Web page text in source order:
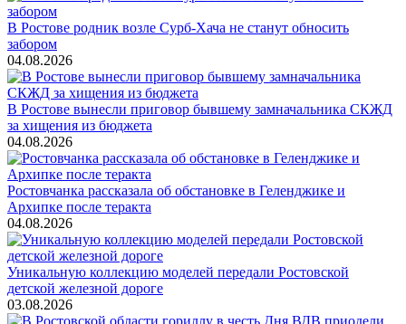
В Ростове родник возле Сурб-Хача не станут обносить
забором
04.08.2026
В Ростове вынесли приговор бывшему замначальника СКЖД
за хищения из бюджета
04.08.2026
Ростовчанка рассказала об обстановке в Геленджике и
Архипке после теракта
04.08.2026
Уникальную коллекцию моделей передали Ростовской
детской железной дороге
03.08.2026